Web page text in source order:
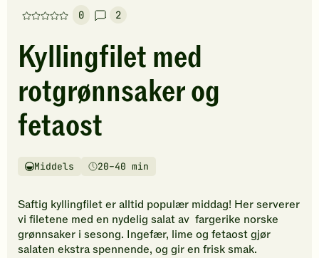
0
Denne
har
foreløpig
ingen
vurderinger.
Bli
den
til
denne
oppskriften.
2
Kyllingfilet med
rotgrønnsaker og
fetaost
Vanskelighetsgrad
Middels
Tilberedningstid20–40 min
Saftig kyllingfilet er alltid populær middag! Her serverer
vi filetene med en nydelig salat av fargerike norske
grønnsaker i sesong. Ingefær, lime og fetaost gjør
salaten ekstra spennende, og gir en frisk smak.